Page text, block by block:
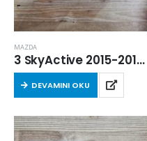
MAZDA
3 SkyActive 2015-2018 Arası 1.5 Dizel Yakıt Filtresi
DEVAMINI OKU